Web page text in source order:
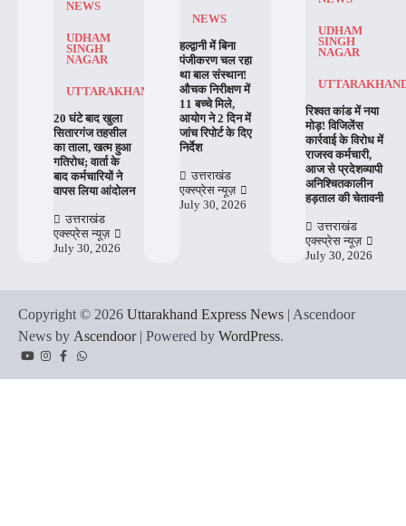
NEWS
UDHAM
SINGH
NAGAR
UTTARAKHAND
20 घंटे बाद खुला
सितारगंज तहसील
का ताला, खत्म हुआ
गतिरोध; वार्ता के
बाद कर्मचारियों ने
वापस लिया आंदोलन
उत्तराखंड
एक्स्प्रेस न्यूज़
July 30, 2026
NEWS
हल्द्वानी में बिना
पंजीकरण चल रहा
था बाल संस्थान!
औचक निरीक्षण में
11 बच्चे मिले,
आयोग ने 2 दिन में
जांच रिपोर्ट के दिए
निर्देश
उत्तराखंड
एक्स्प्रेस न्यूज़
July 30, 2026
UDHAM
SINGH
NAGAR
रिश्वत कांड में नया
मोड़! विजिलेंस
कार्रवाई के विरोध में
राजस्व कर्मचारी,
आज से प्रदेशव्यापी
अनिश्चितकालीन
हड़ताल की चेतावनी
उत्तराखंड
एक्स्प्रेस न्यूज़
July 30, 2026
Copyright © 2026 Uttarakhand Express News | Ascendoor
News by Ascendoor| Powered by WordPress.
YouTubeInstagram
Facebook
Whatsapp